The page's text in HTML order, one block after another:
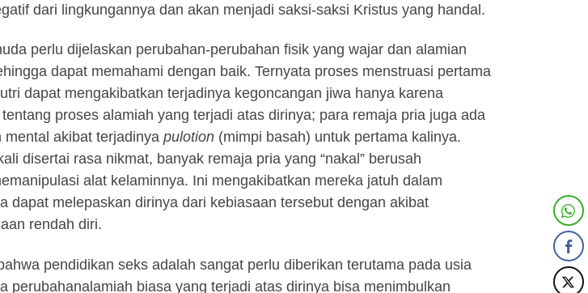
dari lingkungannya dan akan menjadi saksi-saksi Kristus yang handal.
perlu dijelaskan perubahan-perubahan fisik yang wajar dan alamian
dapat memahami dengan baik. Ternyata proses menstruasi pertama
dapat mengakibatkan terjadinya kegoncangan jiwa hanya karena
proses alamiah yang terjadi atas dirinya; para remaja pria juga ada
akibat terjadinya pulotion (mimpi basah) untuk pertama kalinya.
disertai rasa nikmat, banyak remaja pria yang “nakal” berusah
alat kelaminnya. Ini mengakibatkan mereka jatuh dalam
dapat melepaskan dirinya dari kebiasaan tersebut dengan akibat
rendah diri.
pendidikan seks adalah sangat perlu diberikan terutama pada usia
perubahanalamiah biasa yang terjadi atas dirinya bisa menimbulkan